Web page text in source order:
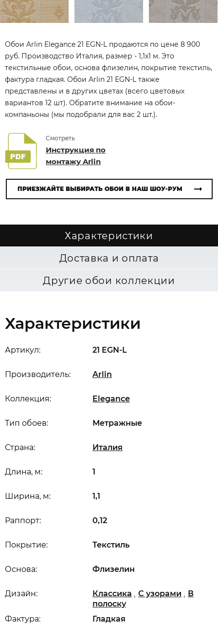
Обои Arlin Elegance 21 EGN-L продаются по цене 8 900
руб. Производство Италия, размер - 1,1x1 м. Это
текстильные обои, основа флизелин, покрытие текстиль,
фактура гладкая. Обои Arlin 21 EGN-L также
представлены и в других цветах (всего цветовых
вариантов 12 шт). Обратите внимание на обои-
компаньоны (мы подобрали для вас 2 шт.).
Смотреть
Инструкция по
монтажу Arlin
ПРИЕЗЖАЙТЕ ВЫБИРАТЬ ОБОИ В НАШ ШОУ-РУМ
Характеристики
Доставка и оплата
Другие обои коллекции
Характеристики
Артикул: 21 EGN-L
Производитель: Arlin
Коллекция: Elegance
Длина, м: 1
Ширина, м: 1,1
Раппорт: 0,12
Дизайн: Классика , С узорами , В
полоску
Основа: Флизелин
Покрытие: Текстиль
Страна: Италия
Тип обоев: Метражные
Фактура: Гладкая